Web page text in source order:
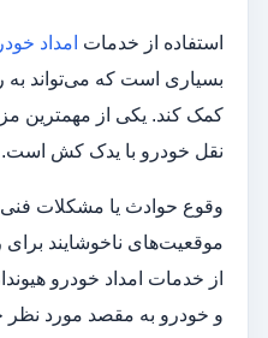
استفاده از خدمات امداد
بسیاری است که می‌تواند به
کمک کند. یکی از مهمترین
نقل خودرو با یدک کش است.
وقوع حوادث یا مشکلات فنی
موقعیت‌های ناخوشایند برای
از خدمات امداد خودرو
و خودرو به مقصد مورد